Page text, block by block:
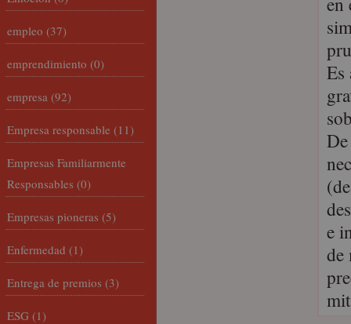
Es
e
de
empleo (37)
emprendimiento (0)
empresa (92)
Empresa responsable (11)
Empresas Familiarmente
Responsables (0)
Empresas pioneras (5)
Enfermedad (1)
Entrega de premios (3)
ESG (1)